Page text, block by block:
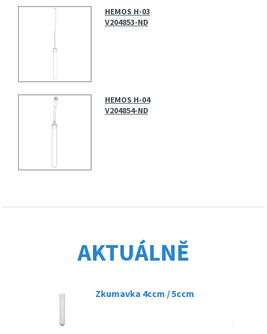
HEMOS H-03
V204853-ND
HEMOS H-04
V204854-ND
AKTUÁLNĚ
Zkumavka 4ccm / 5ccm